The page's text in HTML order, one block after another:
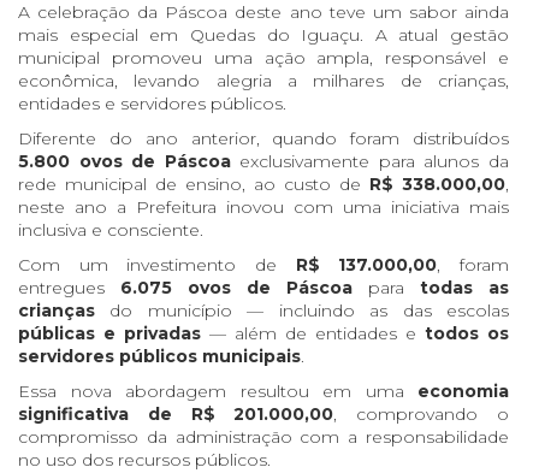
A celebração da Páscoa deste ano teve um sabor ainda
mais especial em Quedas do Iguaçu. A atual gestão
municipal promoveu uma ação ampla, responsável e
econômica, levando alegria a milhares de crianças,
entidades e servidores públicos.
Diferente do ano anterior, quando foram distribuídos
5.800 ovos de Páscoaexclusivamente para alunos da
rede municipal de ensino, ao custo de R$ 338.000,00,
neste ano a Prefeitura inovou com uma iniciativa mais
inclusiva e consciente.
Com um investimento de R$ 137.000,00, foram
entregues 6.075 ovos de Páscoa para todas as
crianças do município — incluindo as das escolas
públicas e privadas — além de entidades e todos os
servidores públicos municipais.
Essa nova abordagem resultou em uma economia
significativa de R$ 201.000,00, comprovando o
compromisso da administração com a responsabilidade
no uso dos recursos públicos.